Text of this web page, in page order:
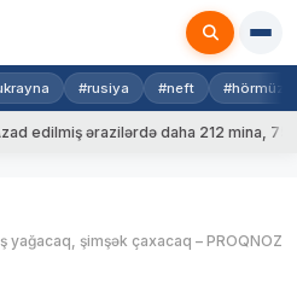
#rusiya #neft #hörmüz
ərazilərdə daha 212 mina, 753
yağacaq, şimşək çaxacaq – PROQNOZ